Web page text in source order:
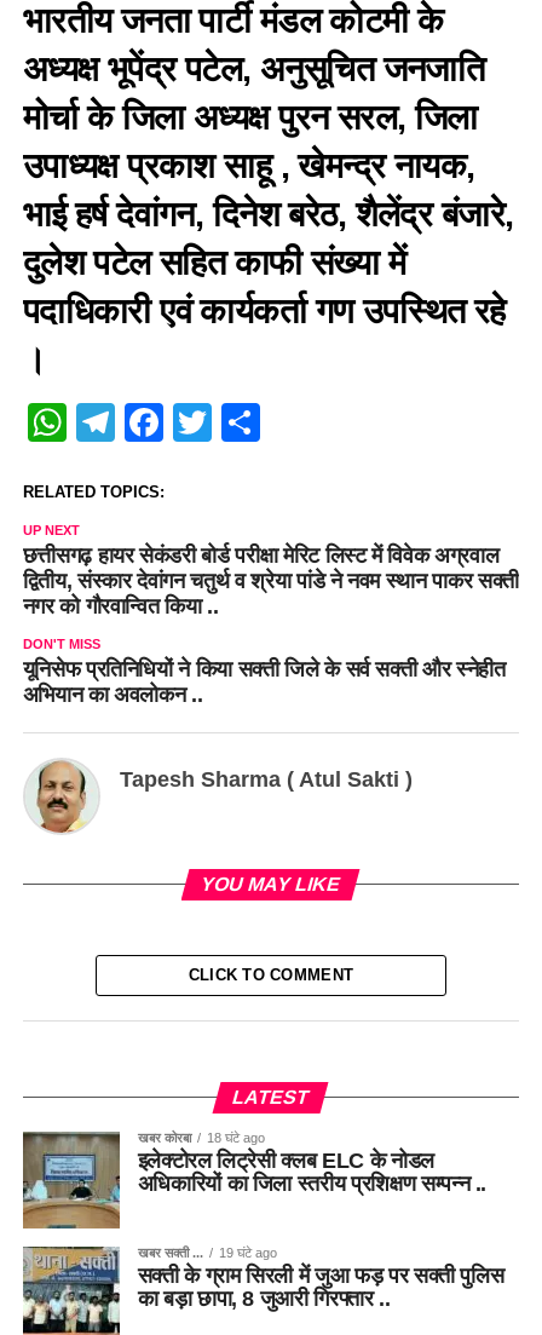
भारतीय जनता पार्टी मंडल कोटमी के
अध्यक्ष भूपेंद्र पटेल, अनुसूचित जनजाति
मोर्चा के जिला अध्यक्ष पुरन सरल, जिला
उपाध्यक्ष प्रकाश साहू , खेमन्द्र नायक,
भाई हर्ष देवांगन, दिनेश बरेठ, शैलेंद्र बंजारे,
दुलेश पटेल सहित काफी संख्या में
पदाधिकारी एवं कार्यकर्ता गण उपस्थित रहे
।
WhatsApp
Telegram
Facebook
Twitter
Share
RELATED TOPICS:
UP NEXT
छत्तीसगढ़ हायर सेकंडरी बोर्ड परीक्षा मेरिट लिस्ट में विवेक अग्रवाल
द्वितीय, संस्कार देवांगन चतुर्थ व श्रेया पांडे ने नवम स्थान पाकर सक्ती
नगर को गौरवान्वित किया ..
DON'T MISS
यूनिसेफ प्रतिनिधियों ने किया सक्ती जिले के सर्व सक्ती और स्नेहीत
अभियान का अवलोकन ..
Tapesh Sharma ( Atul Sakti )
YOU MAY LIKE
CLICK TO COMMENT
LATEST
खबर कोरबा 18 घंटे ago
इलेक्टोरल लिट्रेसी क्लब ELC के नोडल
अधिकारियों का जिला स्तरीय प्रशिक्षण सम्पन्न ..
खबर सक्ती ... 19 घंटे ago
सक्ती के ग्राम सिरली में जुआ फड़ पर सक्ती पुलिस
का बड़ा छापा, 8 जुआरी गिरफ्तार ..